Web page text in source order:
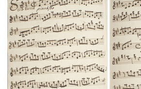
L 5, G.J. Werner, Sub tuum
praesidium, Basso-2.jpg
L 5,